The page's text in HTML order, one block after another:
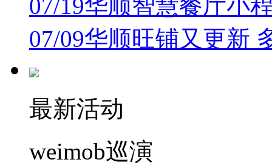
07/19华顺智慧餐厅小
07/09华顺旺铺又更新
最新活动
weimob巡演